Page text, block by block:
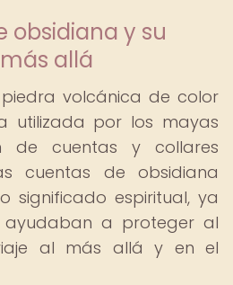
obsidiana y su
allá
volcánica de color
utilizada por los mayas
de cuentas y collares
cuentas de obsidiana
significado espiritual, ya
a proteger al
al más allá y en el